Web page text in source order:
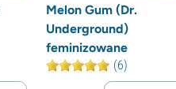
Melon Gum (Dr.
Underground)
feminizowane
(6)